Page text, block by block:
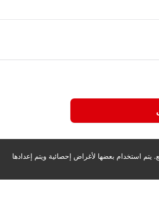
استخدام بعضها لأغراض إحصائية ويتم إعدادها